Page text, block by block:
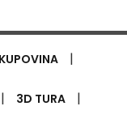
KUPOVINA |
| 3D TURA |